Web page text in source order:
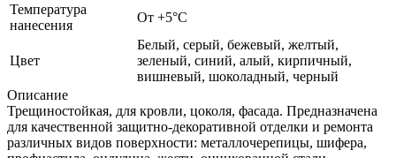
Температура
нанесения
От +5°C
Цвет
Белый, серый, бежевый, желтый,
зеленый, синий, алый, кирпичный,
вишневый, шоколадный, черный
Описание
Трещиностойкая, для кровли, цоколя, фасада. Предназначена
для качественной защитно-декоративной отделки и ремонта
различных видов поверхности: металлочерепицы, шифера,